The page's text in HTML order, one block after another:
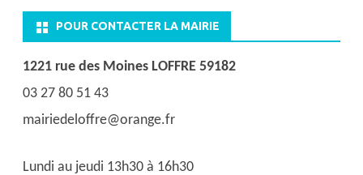
POUR CONTACTER LA MAIRIE
1221 rue des Moines LOFFRE 59182
03 27 80 51 43
mairiedeloffre@orange.fr
Lundi au jeudi 13h30 à 16h30